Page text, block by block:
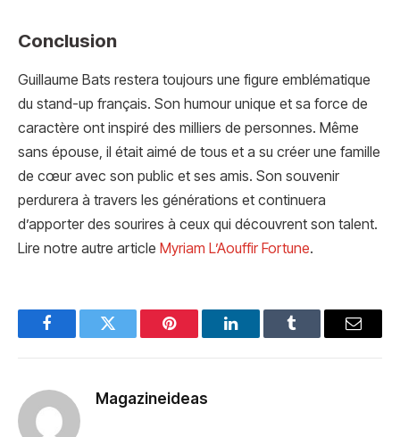
Conclusion
Guillaume Bats restera toujours une figure emblématique
du stand-up français. Son humour unique et sa force de
caractère ont inspiré des milliers de personnes. Même
sans épouse, il était aimé de tous et a su créer une famille
de cœur avec son public et ses amis. Son souvenir
perdurera à travers les générations et continuera
d’apporter des sourires à ceux qui découvrent son talent.
Lire notre autre article Myriam L’Aouffir Fortune.
FacebookTwitter Pinterest LinkedInTumblr Email
Magazineideas